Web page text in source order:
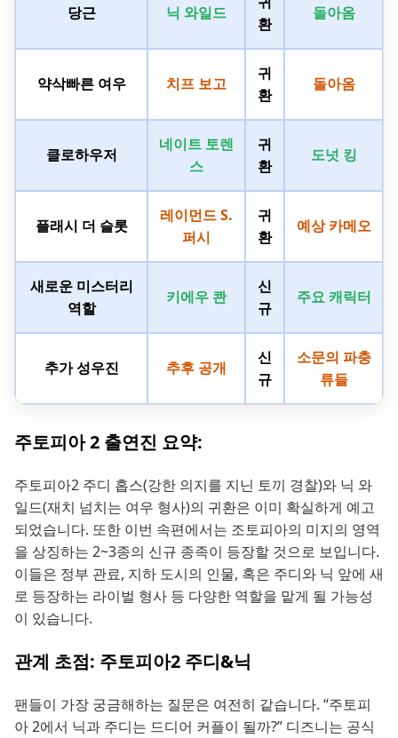
당근 닉 와일드
환
돌아옴
약삭빠른 여우 치프 보고
귀
환
돌아옴
클로하우저
네이트 토렌
스
귀
환
도넛 킹
플래시 더 슬롯
레이먼드 S.
퍼시
귀
환
예상 카메오
새로운 미스터리
역할
키에우 콴
신
규
주요 캐릭터
추가 성우진 추후 공개
신
규
소문의 파충
류들
주토피아 2 출연진 요약:
주토피아2 주디 홉스(강한 의지를 지닌 토끼 경찰)와 닉 와
일드(재치 넘치는 여우 형사)의 귀환은 이미 확실하게 예고
되었습니다. 또한 이번 속편에서는 조토피아의 미지의 영역
을 상징하는 2~3종의 신규 종족이 등장할 것으로 보입니다.
이들은 정부 관료, 지하 도시의 인물, 혹은 주디와 닉 앞에 새
로 등장하는 라이벌 형사 등 다양한 역할을 맡게 될 가능성
이 있습니다.
관계 초점: 주토피아2 주디&닉
팬들이 가장 궁금해하는 질문은 여전히 같습니다. “주토피
아 2에서 닉과 주디는 드디어 커플이 될까?” 디즈니는 공식